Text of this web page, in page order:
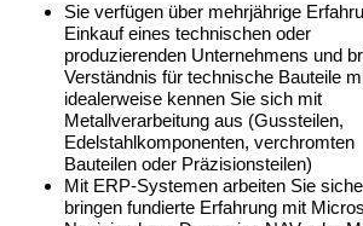
Sie verfügen über mehrjährige
Einkauf eines technischen oder
produzierenden Unternehmens und
Verständnis für technische Bauteile
idealerweise kennen Sie sich mit
Metallverarbeitung aus (Gussteilen,
Edelstahlkomponenten, verchromten
Bauteilen oder Präzisionsteilen)
Mit ERP-Systemen arbeiten Sie
bringen fundierte Erfahrung mit